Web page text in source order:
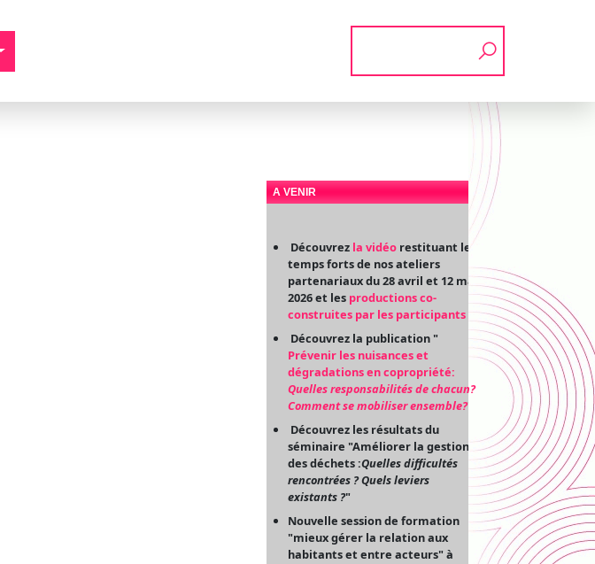
A VENIR
Découvrez la vidéo restituant les
temps forts de nos ateliers
partenariaux du 28 avril et 12 mai
2026 et les productions co-
construites par les participants
Découvrez la publication "
Prévenir les nuisances et
dégradations en copropriété:
Quelles responsabilités de chacun?
Comment se mobiliser ensemble?"
Découvrez les résultats du
séminaire "Améliorer la gestion
des déchets :Quelles difficultés
rencontrées ? Quels leviers
existants ?"
Nouvelle session de formation
"mieux gérer la relation aux
habitants et entre acteurs" à